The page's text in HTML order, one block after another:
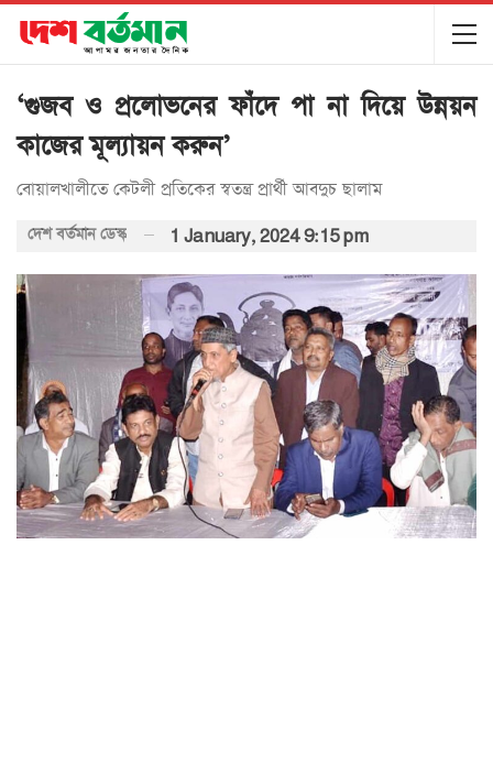
‘গুজব ও প্রলোভনের ফাঁদে পা না দিয়ে উন্নয়ন
কাজের মূল্যায়ন করুন’
বোয়ালখালীতে কেটলী প্রতিকের স্বতন্ত্র প্রার্থী আবদুচ ছালাম
দেশ বর্তমান ডেস্ক 1 January, 2024 9:15 pm